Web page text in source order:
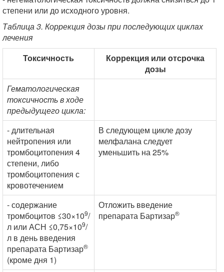
степени или до исходного уровня.
Таблица 3. Коррекция дозы при последующих циклах
лечения
Токсичность
Коррекция или отсрочка
дозы
Гематологическая
токсичность в ходе
предыдущего цикла:
- длительная
нейтропения или
тромбоцитопения 4
степени, либо
тромбоцитопения с
кровотечением
В следующем цикле дозу
мелфалана следует
уменьшить на 25%
- содержание
тромбоцитов ≤30×109/
л или АСН ≤0,75×109/
л в день введения
препарата Бартизар®
(кроме дня 1)
Отложить введение
препарата Бартизар®